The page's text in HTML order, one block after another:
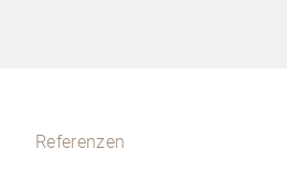
Referenzen